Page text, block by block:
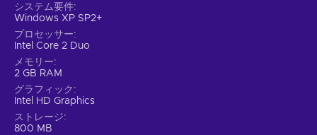
システム要件
Windows XP SP2+
プロセッサー
Intel Core 2 Duo
メモリー
2 GB RAM
グラフィック
Intel HD Graphics
ストレージ
800 MB